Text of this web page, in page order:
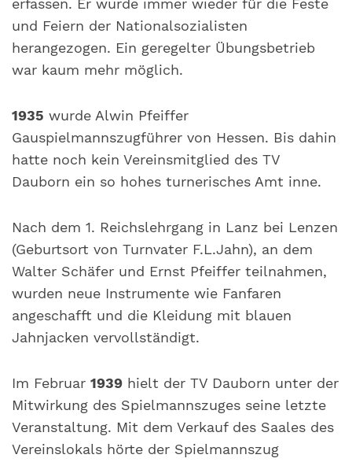
erfassen. Er wurde immer wieder für die Feste
und Feiern der Nationalsozialisten
herangezogen. Ein geregelter Übungsbetrieb
war kaum mehr möglich.
1935 wurde Alwin Pfeiffer
Gauspielmannszugführer von Hessen. Bis dahin
hatte noch kein Vereinsmitglied des TV
Dauborn ein so hohes turnerisches Amt inne.
Nach dem 1. Reichslehrgang in Lanz bei Lenzen
(Geburtsort von Turnvater F.L.Jahn), an dem
Walter Schäfer und Ernst Pfeiffer teilnahmen,
wurden neue Instrumente wie Fanfaren
angeschafft und die Kleidung mit blauen
Jahnjacken vervollständigt.
Im Februar 1939 hielt der TV Dauborn unter der
Mitwirkung des Spielmannszuges seine letzte
Veranstaltung. Mit dem Verkauf des Saales des
Vereinslokals hörte der Spielmannszug